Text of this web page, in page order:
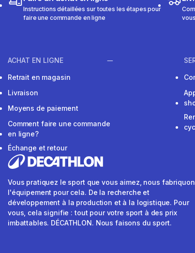
Instructions détaillées sur toutes les étapes pour
faire une commande en ligne
ACHAT EN LIGNE
Retrait en magasin
Livraison
Moyens de paiement
Comment faire une commande
en ligne?
Échange et retour
Vous pratiquez le sport que vous aimez, nous
l'équipement pour cela. De la recherche et
développement à la production et à la logistique. Pour
vous, cela signifie : tout pour votre sport à des prix
imbattables. DÉCATHLON. Nous faisons du sport.